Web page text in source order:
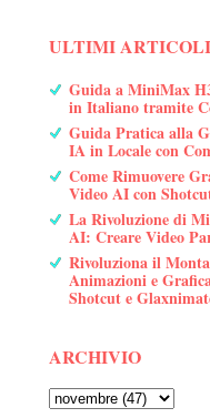
ULTIMI ARTICOLI
Guida a MiniMax
in Italiano tramite
Guida Pratica alla
IA in Locale con
Come Rimuovere
Video AI con
La Rivoluzione di
AI: Creare Video
Rivoluziona il
Animazioni e
Shotcut e
ARCHIVIO